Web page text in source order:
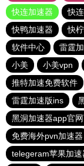
快连加速器
快
快鸭加速器
快
软件中心
雷霆
小美
小美vpn
推特加速免费软件
雷霆加速版ins
黑洞加速器app官
免费海外pvn加速器
telegeram苹果加速